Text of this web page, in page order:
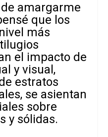
amargarme
que los
más
el impacto de
y visual,
estratos
se asientan
sobre
y sólidas.